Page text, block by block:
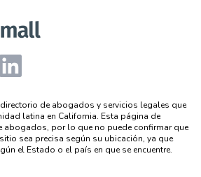
LinkedIn
de abogados y servicios legales que
latina en California. Esta página de
abogados, por lo que no puede confirmar que
sea precisa según su ubicación, ya que
el Estado o el país en que se encuentre.